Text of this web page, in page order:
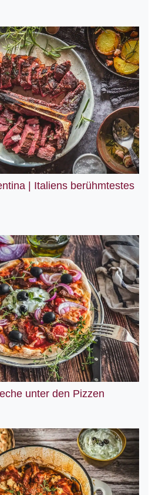
| Italiens berühmtestes
unter den Pizzen